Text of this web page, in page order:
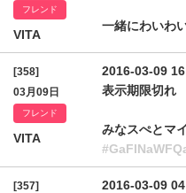
フレンド
VITA
一緒にわいわ
[358]
03月09日
フレンド
VITA
2016-03-09
表示期限切れ
みなスぺとマ
[357]
2016-03-09